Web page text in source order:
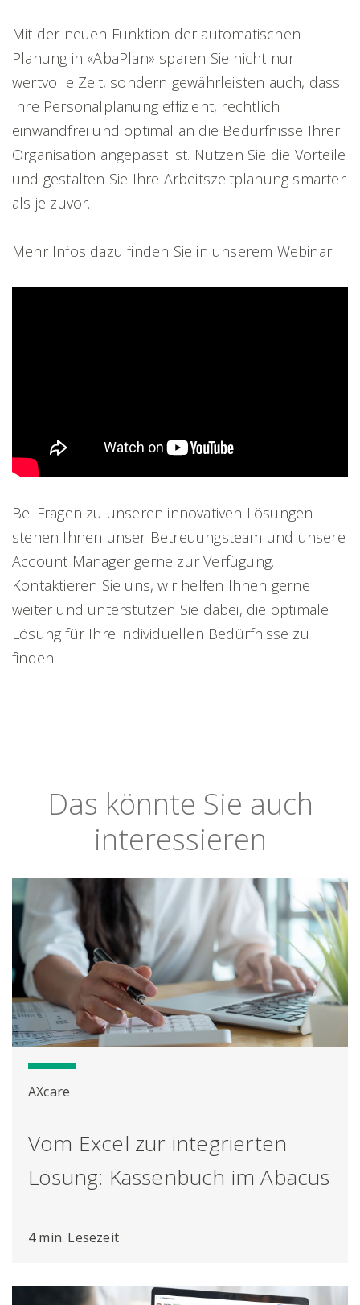
Mit der neuen Funktion der automatischen
Planung in «AbaPlan» sparen Sie nicht nur
wertvolle Zeit, sondern gewährleisten auch, dass
Ihre Personalplanung effizient, rechtlich
einwandfrei und optimal an die Bedürfnisse Ihrer
Organisation angepasst ist. Nutzen Sie die Vorteile
und gestalten Sie Ihre Arbeitszeitplanung smarter
als je zuvor.
Mehr Infos dazu finden Sie in unserem Webinar:
Bei Fragen zu unseren innovativen Lösungen
stehen Ihnen unser Betreuungsteam und unsere
Account Manager gerne zur Verfügung.
Kontaktieren Sie uns, wir helfen Ihnen gerne
weiter und unterstützen Sie dabei, die optimale
Lösung für Ihre individuellen Bedürfnisse zu
finden.
Das könnte Sie auch
interessieren
AXcare
Vom Excel zur integrierten
Lösung: Kassenbuch im Abacus
4 min. Lesezeit